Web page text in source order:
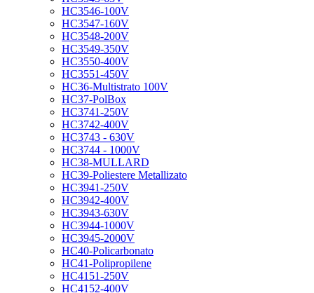
HC3546-100V
HC3547-160V
HC3548-200V
HC3549-350V
HC3550-400V
HC3551-450V
HC36-Multistrato 100V
HC37-PolBox
HC3741-250V
HC3742-400V
HC3743 - 630V
HC3744 - 1000V
HC38-MULLARD
HC39-Poliestere Metallizato
HC3941-250V
HC3942-400V
HC3943-630V
HC3944-1000V
HC3945-2000V
HC40-Policarbonato
HC41-Polipropilene
HC4151-250V
HC4152-400V